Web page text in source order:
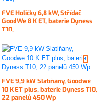
FVE Holičky 6,8 kW, Střídač
GoodWe 8 K ET, baterie Dyness
T10,
FVE 9,9 kW Slatiňany, Goodwe
10 K ET plus, baterie Dyness T10,
22 panelů 450 Wp